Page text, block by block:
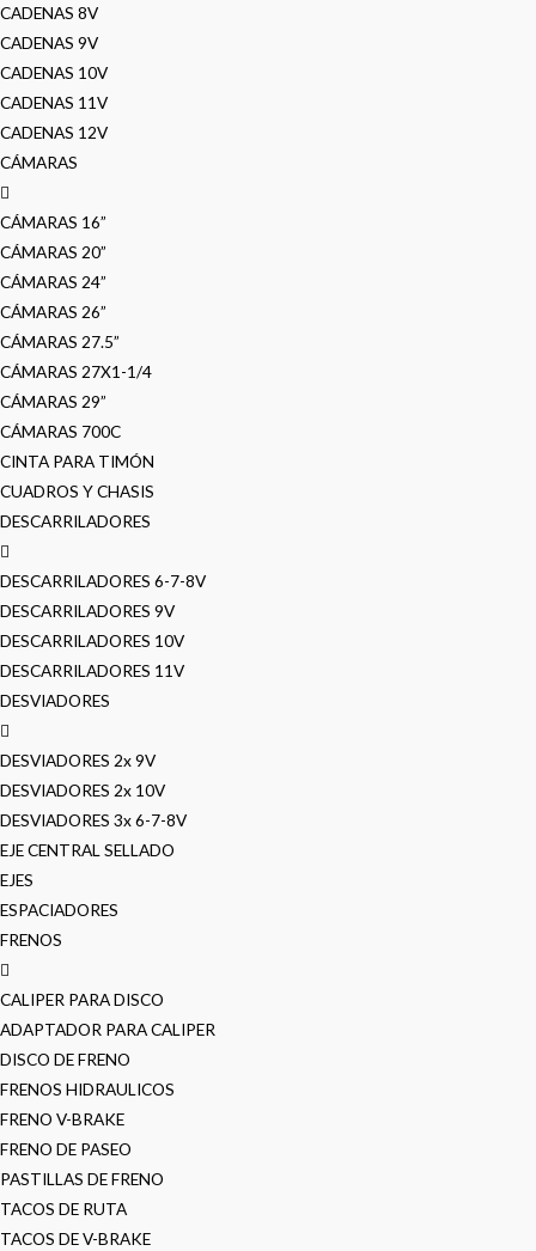
CADENAS 8V
CADENAS 9V
CADENAS 10V
CADENAS 11V
CADENAS 12V
CÁMARAS
CÁMARAS 16”
CÁMARAS 20”
CÁMARAS 24”
CÁMARAS 26”
CÁMARAS 27.5”
CÁMARAS 27X1-1/4
CÁMARAS 29”
CÁMARAS 700C
CINTA PARA TIMÓN
CUADROS Y CHASIS
DESCARRILADORES
DESCARRILADORES 6-7-8V
DESCARRILADORES 9V
DESCARRILADORES 10V
DESCARRILADORES 11V
DESVIADORES
DESVIADORES 2x 9V
DESVIADORES 2x 10V
DESVIADORES 3x 6-7-8V
EJE CENTRAL SELLADO
EJES
ESPACIADORES
FRENOS
CALIPER PARA DISCO
ADAPTADOR PARA CALIPER
DISCO DE FRENO
FRENOS HIDRAULICOS
FRENO V-BRAKE
FRENO DE PASEO
PASTILLAS DE FRENO
TACOS DE RUTA
TACOS DE V-BRAKE